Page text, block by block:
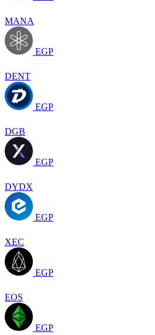
MANA
EGP
DENT
EGP
DGB
EGP
DYDX
EGP
XEC
EGP
EOS
EGP